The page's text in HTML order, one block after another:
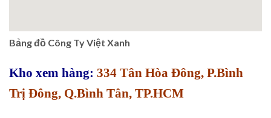
Bảng đồ Công Ty Việt Xanh
Kho xem hàng: 334 Tân Hòa Đông, P.Bình
Trị Đông, Q.Bình Tân, TP.HCM